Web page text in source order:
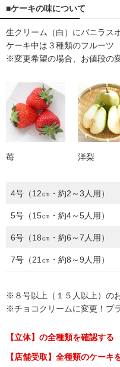
■ケーキの味について
生クリーム（白）にバニラス
ケーキ中は３種類のフルーツ
※変更希望の場合、お値段の
苺 洋梨
4号（12㎝・約2～3人用）
5号（15㎝・約4～5人用）
6号（18㎝・約6～7人用）
7号（21㎝・約8～9人用）
※８号以上（１５人以上）の
※チョコクリームに変更！プ
【立体】の全種類を確認する
【店舗受取】全種類のケーキ